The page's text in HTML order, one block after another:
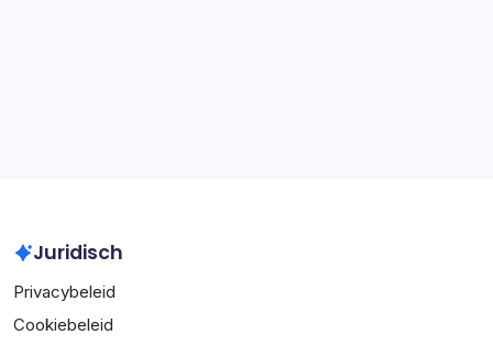
Juridisch
Privacybeleid
Cookiebeleid